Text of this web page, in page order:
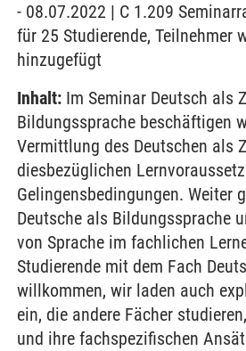
- 08.07.2022 | C 1.209
für 25 Studierende, Teilnehmer
hinzugefügt
Inhalt: Im Seminar Deutsch als
Bildungssprache beschäftigen
Vermittlung des Deutschen als
diesbezüglichen
Gelingensbedingungen. Weiter
Deutsche als Bildungssprache
von Sprache im fachlichen
Studierende mit dem Fach
willkommen, wir laden auch
ein, die andere Fächer
und ihre fachspezifischen